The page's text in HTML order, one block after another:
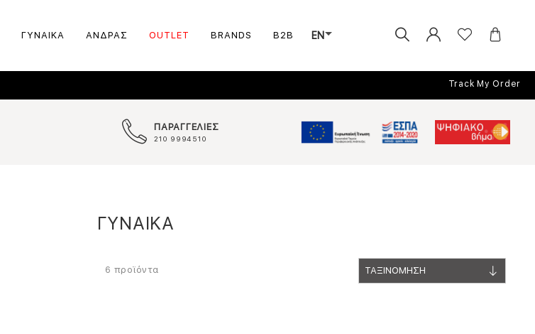
ΓΥΝΑΙΚΑ ΑΝΔΡΑΣ OUTLET BRANDS B2B EN
Track My Order
ΠΑΡΑΓΓΕΛΙΕΣ
210 9994510
ΓΥΝΑΙΚΑ
6 προϊόντα ΤΑΞΙΝΟΜΗΣΗ